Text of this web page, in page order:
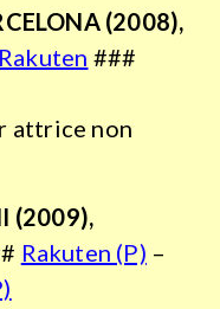
(2008),
Rakuten ###
attrice non
(2009),
Rakuten (P) –